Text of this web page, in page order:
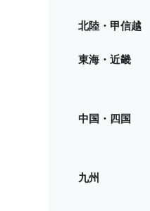
北陸・甲信越
東海・近畿
中国・四国
九州